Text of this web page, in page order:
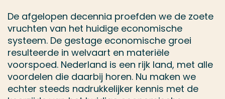
De afgelopen decennia proefden we de zoete
vruchten van het huidige economische
systeem. De gestage economische groei
resulteerde in welvaart en materiële
voorspoed. Nederland is een rijk land, met alle
voordelen die daarbij horen. Nu maken we
echter steeds nadrukkelijker kennis met de